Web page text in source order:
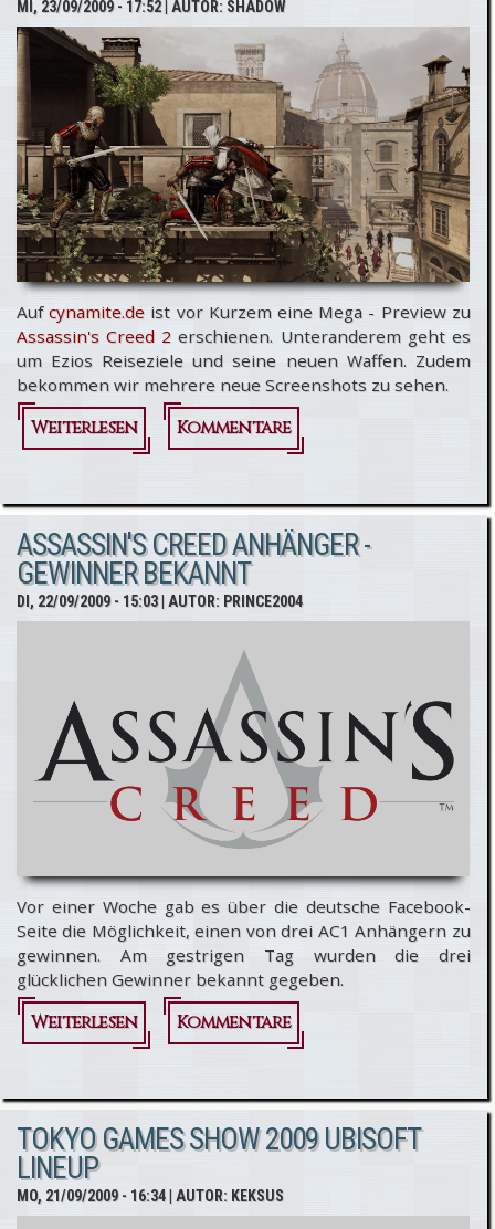
Vorschau
auf die TGS
MI, 23/09/2009 - 17:52| AUTOR: SHADOW
Aufcynamite.de ist vor Kurzem eine Mega - Preview zu
Assassin's Creed 2 erschienen. Unteranderem geht es
um Ezios Reiseziele und seine neuen Waffen. Zudem
bekommen wir mehrere neue Screenshots zu sehen.
Weiterlesen
über
Creed 2:
Mega -
Preview und
neue
Screenshots
Kommentare
ASSASSIN'S CREED ANHÄNGER -
GEWINNER BEKANNT
DI, 22/09/2009 - 15:03| AUTOR: PRINCE2004
Vor einer Woche gab es über die deutsche Facebook-
Seite die Möglichkeit, einen von drei AC1 Anhängern zu
gewinnen. Am gestrigen Tag wurden die drei
glücklichen Gewinner bekannt gegeben.
Weiterlesen
über
Creed
Anhänger
Gewinner
Kommentare
TOKYO GAMES SHOW 2009 UBISOFT
LINEUP
MO, 21/09/2009 - 16:34| AUTOR: KEKSUS